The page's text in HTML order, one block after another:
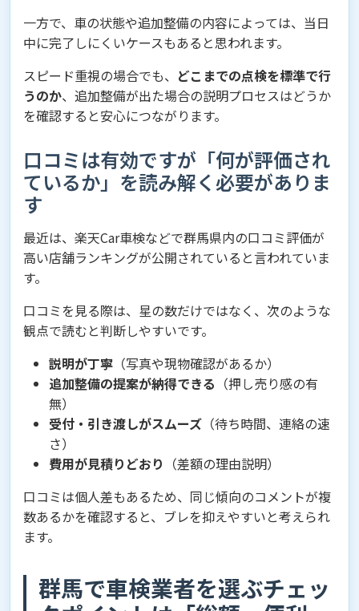
一方で、車の状態や追加整備の内容によっては、当日
中に完了しにくいケースもあると思われます。
スピード重視の場合でも、 どこまでの点検を標準で行
うのか、追加整備が出た場合の説明プロセスはどうか
を確認すると安心につながります。
口コミは有効ですが「何が評価され
ているか」を読み解く必要がありま
す
最近は、楽天Car車検などで群馬県内の口コミ評価が
高い店舗ランキングが公開されていると言われていま
す。
口コミを見る際は、星の数だけではなく、次のような
観点で読むと判断しやすいです。
説明が丁寧 （写真や現物確認があるか）
追加整備の提案が納得できる （押し売り感の有
無）
受付・引き渡しがスムーズ （待ち時間、連絡の速
さ）
費用が見積りどおり （差額の理由説明）
口コミは個人差もあるため、同じ傾向のコメントが複
数あるかを確認すると、ブレを抑えやすいと考えられ
ます。
群馬で車検業者を選ぶチェッ